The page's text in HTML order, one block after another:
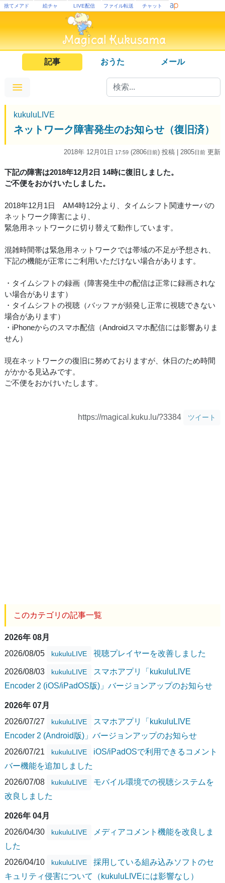
捨てメアド 絵チャ LIVE配信 ファイル転送 チャット
記事 おうた メール
kukuluLIVE
ネットワーク障害発生のお知らせ（復旧済）
2018年 12月01日 17:59 (2806日前) 投稿 | 2805日前 更新
下記の障害は2018年12月2日 14時に復旧しました。
ご不便をおかけいたしました。
2018年12月1日 AM4時12分より、タイムシフト関連サーバの
ネットワーク障害により、
緊急用ネットワークに切り替えて動作しています。
混雑時間帯は緊急用ネットワークでは帯域の不足が予想され、
下記の機能が正常にご利用いただけない場合があります。
・タイムシフトの録画（障害発生中の配信は正常に録画されな
い場合があります）
・タイムシフトの視聴（バッファが頻発し正常に視聴できない
場合があります）
・iPhoneからのスマホ配信（Androidスマホ配信には影響ありま
せん）
現在ネットワークの復旧に努めておりますが、休日のため時間
がかかる見込みです。
ご不便をおかけいたします。
https://magical.kuku.lu/?3384 ツイート
このカテゴリの記事一覧
2026年 08月
2026/08/05
kukuluLIVE 視聴プレイヤーを改善しました
2026/08/03 kukuluLIVE
スマホアプリ「kukuluLIVE
Encoder 2 (iOS/iPadOS版)」バージョンアップのお知らせ
2026年 07月
2026/07/27
kukuluLIVE
スマホアプリ「kukuluLIVE
Encoder 2 (Android版)」バージョンアップのお知らせ
2026/07/21
kukuluLIVE
iOS/iPadOSで利用できるコメント
バー機能を追加しました
2026/07/08
kukuluLIVE
モバイル環境での視聴システムを
改良しました
2026年 04月
2026/04/30
kukuluLIVE
メディアコメント機能を改良しま
した
2026/04/10
kukuluLIVE
採用している組み込みソフトのセ
キュリティ侵害について（kukuluLIVEには影響なし）